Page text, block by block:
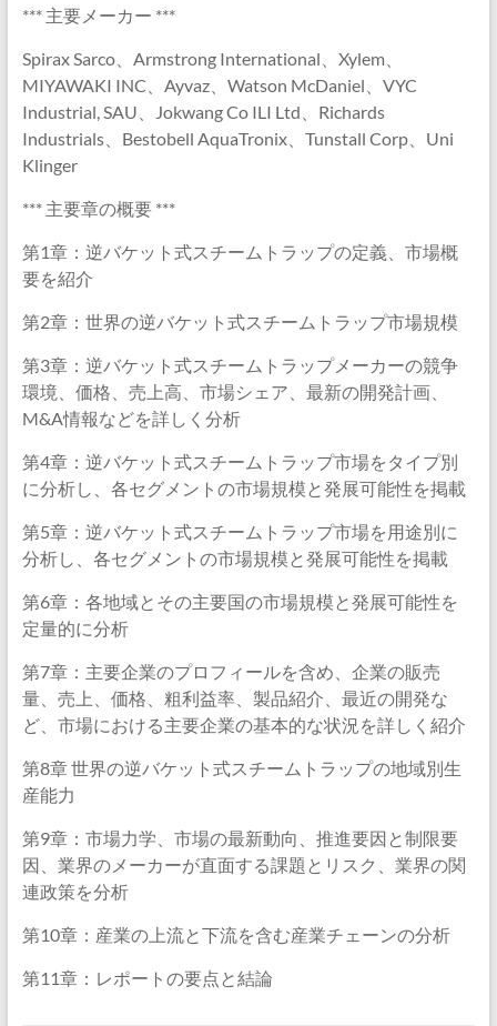
*** 主要メーカー ***
Spirax Sarco、Armstrong International、Xylem、
MIYAWAKI INC、Ayvaz、Watson McDaniel、VYC
Industrial, SAU、Jokwang Co ILI Ltd、Richards
Industrials、Bestobell AquaTronix、Tunstall Corp、Uni
Klinger
*** 主要章の概要 ***
第1章：逆バケット式スチームトラップの定義、市場概
要を紹介
第2章：世界の逆バケット式スチームトラップ市場規模
第3章：逆バケット式スチームトラップメーカーの競争
環境、価格、売上高、市場シェア、最新の開発計画、
M&A情報などを詳しく分析
第4章：逆バケット式スチームトラップ市場をタイプ別
に分析し、各セグメントの市場規模と発展可能性を掲載
第5章：逆バケット式スチームトラップ市場を用途別に
分析し、各セグメントの市場規模と発展可能性を掲載
第6章：各地域とその主要国の市場規模と発展可能性を
定量的に分析
第7章：主要企業のプロフィールを含め、企業の販売
量、売上、価格、粗利益率、製品紹介、最近の開発な
ど、市場における主要企業の基本的な状況を詳しく紹介
第8章 世界の逆バケット式スチームトラップの地域別生
産能力
第9章：市場力学、市場の最新動向、推進要因と制限要
因、業界のメーカーが直面する課題とリスク、業界の関
連政策を分析
第10章：産業の上流と下流を含む産業チェーンの分析
第11章：レポートの要点と結論